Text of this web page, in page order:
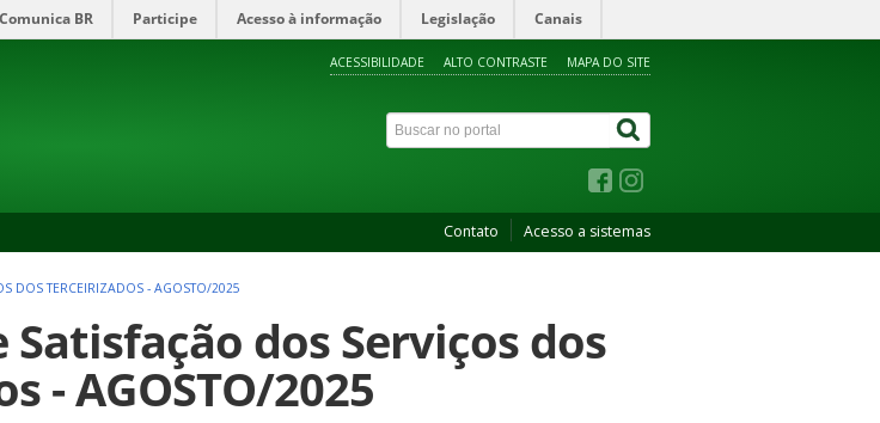
Comunica BR Participe Acesso à informação Legislação Canais
ACESSIBILIDADE ALTO CONTRASTE MAPA DO SITE
Contato Acesso a sistemas
DOS TERCEIRIZADOS - AGOSTO/2025
Satisfação dos Serviços dos
- AGOSTO/2025